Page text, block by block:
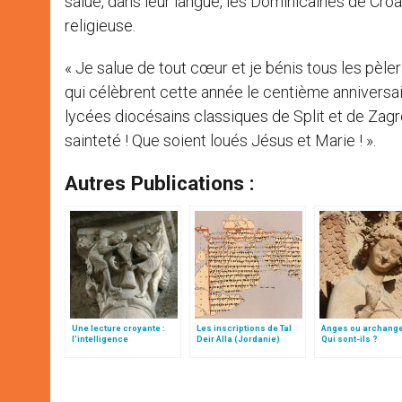
religieuse.
« Je salue de tout cœur et je bénis tous les
qui célèbrent cette année le centième
lycées diocésains classiques de Split et de
sainteté ! Que soient loués Jésus et Marie ! ».
Autres Publications :
Une lecture croyante :
l’intelligence
Les inscriptions de Tal
Deir Alla (Jordanie)
Anges ou
Qui sont-ils ?